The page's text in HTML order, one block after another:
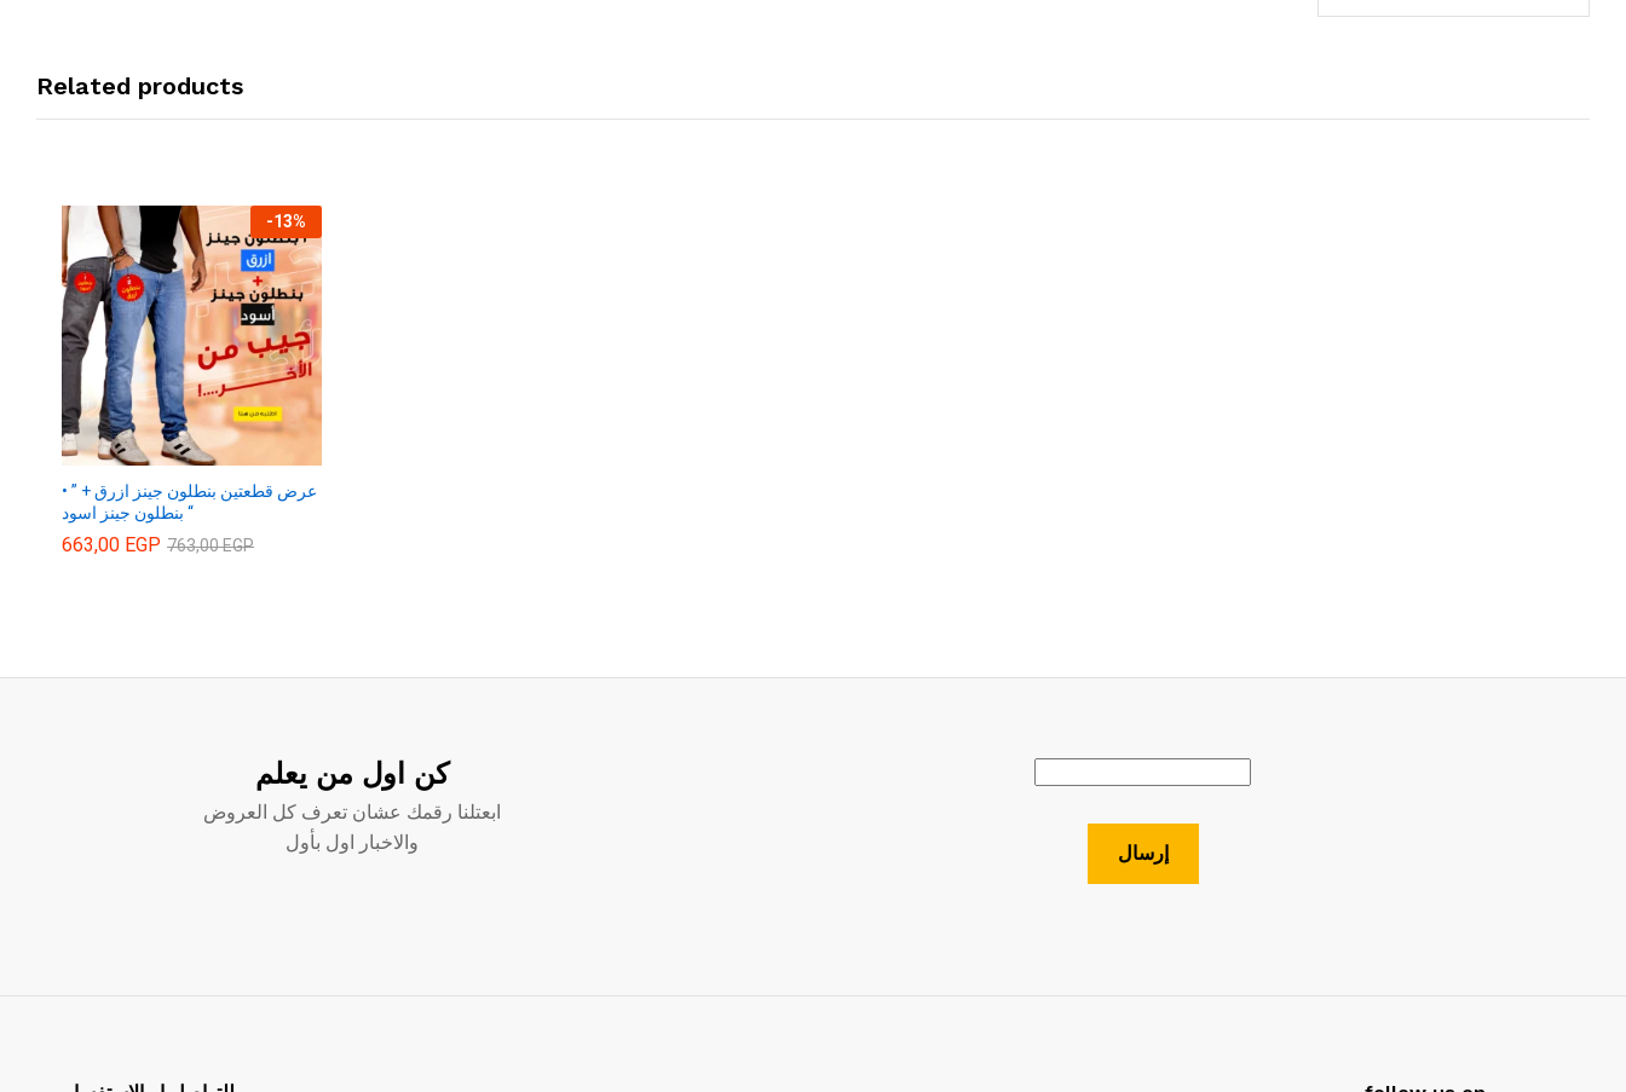
Related products
-13%
• ” عرض قطعتين بنطلون جينز ازرق +
بنطلون جينز اسود “
663,00 EGP 763,00EGP
كن اول من يعلم
ابعتلنا رقمك عشان تعرف كل العروض
والاخبار اول بأول